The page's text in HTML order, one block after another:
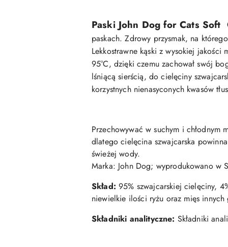
Paski John Dog for Cats
paskach. Zdrowy przysmak, na
Lekkostrawne kąski z wysokiej
95°C, dzięki czemu zachował swój
lśniącą sierścią, do cielęciny
korzystnych nienasyconych kwasów
Przechowywać w suchym i
dlatego cielęcina szwajcarska
świeżej wody.
Marka: John Dog; wyprodukowano w
Skład: 95% szwajcarskiej cielęciny,
niewielkie ilości ryżu oraz mięs
Składniki analityczne: Składniki